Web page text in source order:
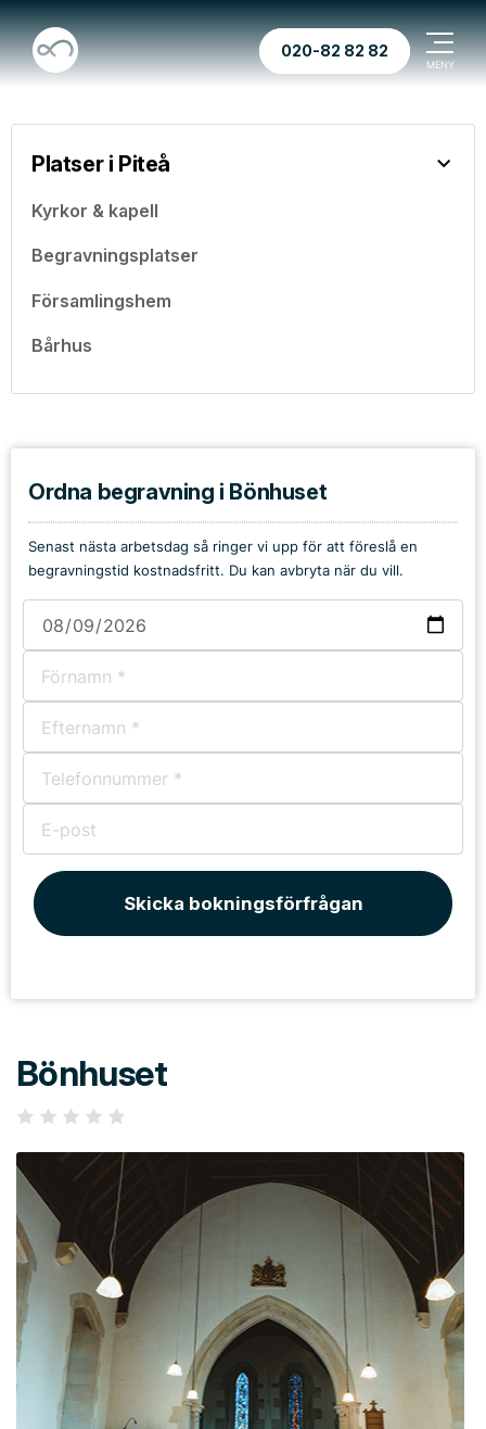
020-82 82 82
Platser i Piteå
Kyrkor & kapell
Begravningsplatser
Församlingshem
Bårhus
Ordna begravning i Bönhuset
Senast nästa arbetsdag så ringer vi upp för att föreslå en
begravningstid kostnadsfritt. Du kan avbryta när du vill.
Skicka bokningsförfrågan
Bönhuset